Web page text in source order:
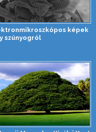
képek
szúnyogról